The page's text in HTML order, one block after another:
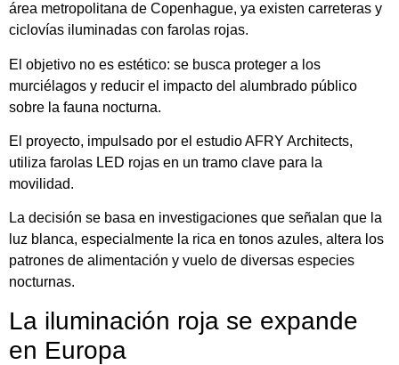
área metropolitana de Copenhague, ya existen carreteras y
ciclovías iluminadas con farolas rojas.
El objetivo no es estético: se busca proteger a los
murciélagos y reducir el impacto del alumbrado público
sobre la fauna nocturna.
El proyecto, impulsado por el estudioAFRY Architects,
utiliza farolas LED rojas en un tramo clave para la
movilidad.
La decisión se basa en investigaciones que señalan que la
luz blanca, especialmente la rica en tonos azules, altera los
patrones de alimentación y vuelo de diversas especies
nocturnas.
La iluminación roja se expande
en Europa